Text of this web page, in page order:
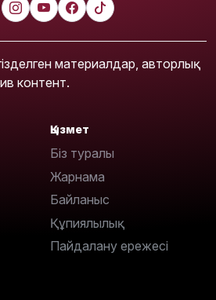
материалдар, авторлық
контент.
Қызмет
Біз туралы
Жарнама
Байланыс
Құпиялылық
Пайдалану ережесі